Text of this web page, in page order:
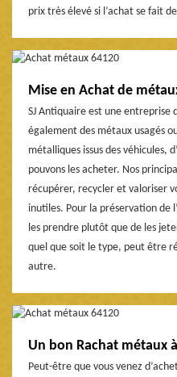
prix très élevé si l’achat se fait
Mise en Achat de
SJ Antiquaire est une entreprise
également des métaux usagés
métalliques issus des véhicules,
pouvons les acheter. Nos
récupérer, recycler et valoriser
inutiles. Pour la préservation de
les prendre plutôt que de les
quel que soit le type, peut être
autre.
Un bon Rachat métaux
Peut-être que vous venez